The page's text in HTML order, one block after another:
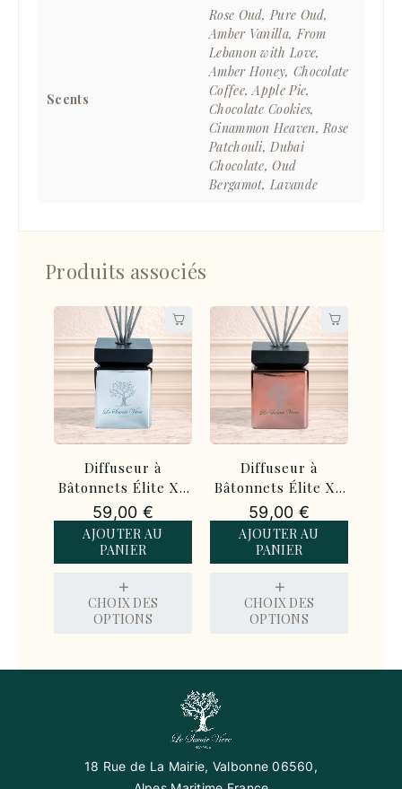
Scents
Rose Oud, Pure Oud,
Amber Vanilla, From
Lebanon with Love,
Amber Honey, Chocolate
Coffee, Apple Pie,
Chocolate Cookies,
Cinammon Heaven, Rose
Patchouli, Dubai
Chocolate, Oud
Bergamot, Lavande
Produits associés
Élite XL
Diffuseur à
Bâtonnets Élite XL
Or Rose – 500 ml
59,00
AJOUTER AU
PANIER
CHOIX DES
OPTIONS
Diffuseur à
Bâtonnets Élite XL
Or – 500 ml
59,00
AJOUTER AU
PANIER
CHOIX DES
OPTIONS
18 Rue de La Mairie, Valbonne 06560,